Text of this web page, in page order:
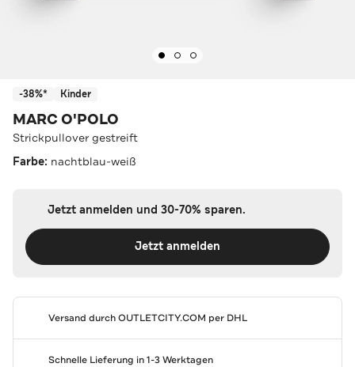
-38%* Kinder
MARC O'POLO
Strickpullover gestreift
Farbe: nachtblau-weiß
Jetzt anmelden und 30-70% sparen.
Jetzt anmelden
Versand durchOUTLETCITY.COM per DHL
Schnelle Lieferung in 1-3 Werktagen